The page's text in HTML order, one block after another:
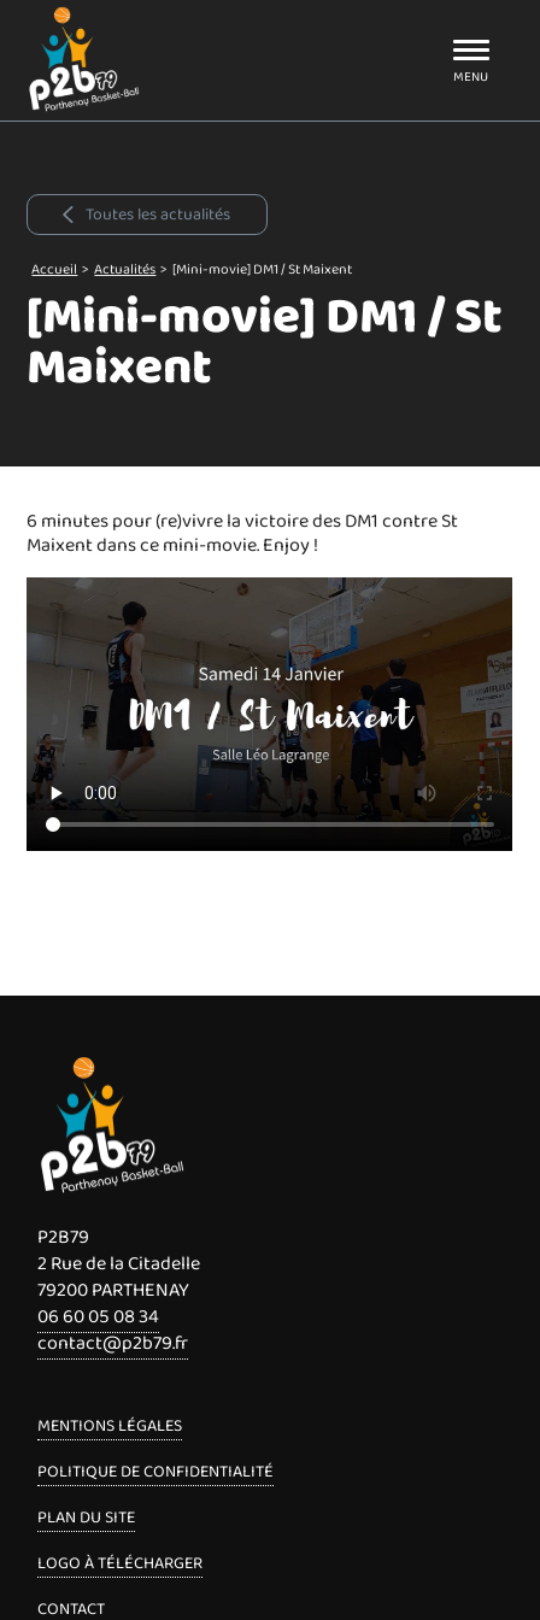
P2B79
MENU
Toutes les actualités
Accueil > Actualités > [Mini-movie] DM1 / St Maixent
[Mini-movie] DM1 / St
Maixent
6 minutes pour (re)vivre la victoire des DM1 contre St
Maixent dans ce mini-movie. Enjoy !
P2B79
2 Rue de la Citadelle
79200 PARTHENAY
06 60 05 08 34
contact@p2b79.fr
MENTIONS LÉGALES
POLITIQUE DE CONFIDENTIALITÉ
PLAN DU SITE
LOGO À TÉLÉCHARGER
CONTACT